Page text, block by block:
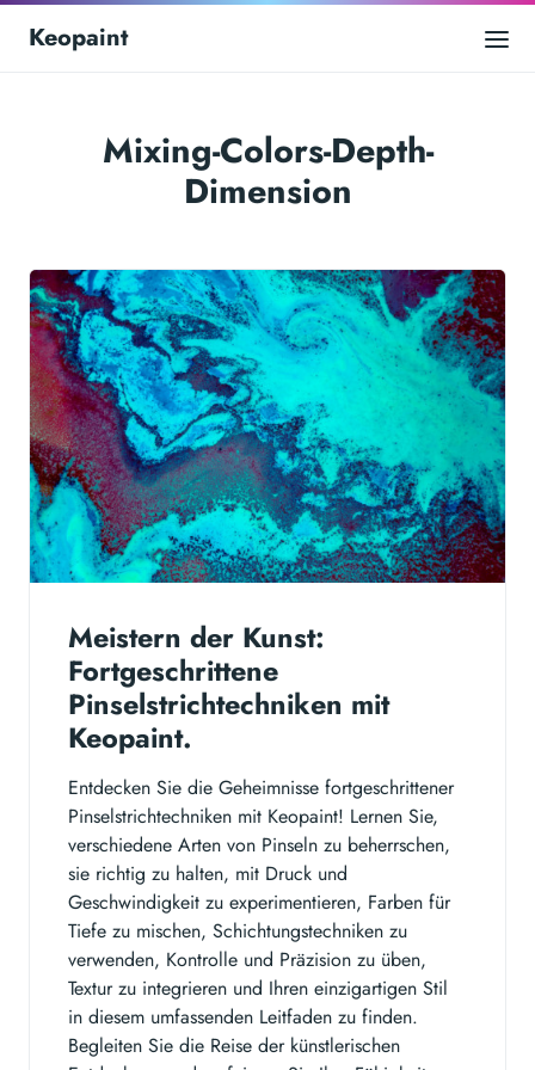
Keopaint
Mixing-Colors-Depth-
Dimension
Meistern der Kunst:
Fortgeschrittene
Pinselstrichtechniken mit
Keopaint.
Entdecken Sie die Geheimnisse fortgeschrittener
Pinselstrichtechniken mit Keopaint! Lernen Sie,
verschiedene Arten von Pinseln zu beherrschen,
sie richtig zu halten, mit Druck und
Geschwindigkeit zu experimentieren, Farben für
Tiefe zu mischen, Schichtungstechniken zu
verwenden, Kontrolle und Präzision zu üben,
Textur zu integrieren und Ihren einzigartigen Stil
in diesem umfassenden Leitfaden zu finden.
Begleiten Sie die Reise der künstlerischen